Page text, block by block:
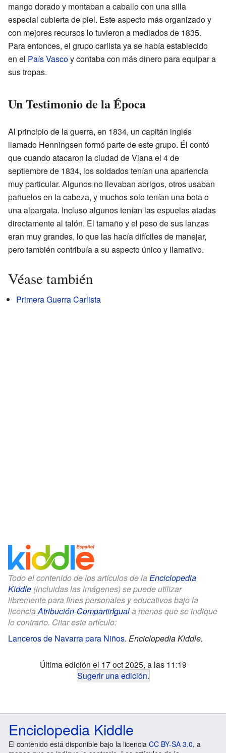
mango dorado y montaban a caballo con una silla
especial cubierta de piel. Este aspecto más organizado y
con mejores recursos lo tuvieron a mediados de 1835.
Para entonces, el grupo carlista ya se había establecido
en el País Vascoy contaba con más dinero para equipar a
sus tropas.
Un Testimonio de la Época
Al principio de la guerra, en 1834, un capitán inglés
llamado Henningsen formó parte de este grupo. Él contó
que cuando atacaron la ciudad de Viana el 4 de
septiembre de 1834, los soldados tenían una apariencia
muy particular. Algunos no llevaban abrigos, otros usaban
pañuelos en la cabeza, y muchos solo tenían una bota o
una alpargata. Incluso algunos tenían las espuelas atadas
directamente al talón. El tamaño y el peso de sus lanzas
eran muy grandes, lo que las hacía difíciles de manejar,
pero también contribuía a su aspecto único y llamativo.
Véase también
Primera Guerra Carlista
Todo el contenido de los artículos de la Enciclopedia
Kiddle (incluidas las imágenes) se puede utilizar
libremente para fines personales y educativos bajo la
licenciaAtribución-CompartirIguala menos que se indique
lo contrario. Citar este artículo:
Lanceros de Navarra para Niños. Enciclopedia Kiddle.
Última edición el 17 oct 2025, a las 11:19
Sugerir una edición.
Enciclopedia Kiddle
El contenido está disponible bajo la licencia CC BY-SA 3.0, a